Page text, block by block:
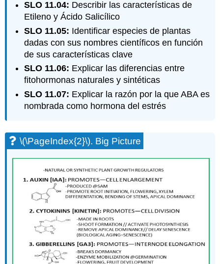
SLO 11.04: Describir las características de
Etileno y Ácido Salicílico
SLO 11.05: Identificar especies de plantas
dadas con sus nombres científicos en función
de sus características clave
SLO 11.06: Explicar las diferencias entre
fitohormonas naturales y sintéticas
SLO 11.07: Explicar la razón por la que ABA es
nombrada como hormona del estrés
\(\PageIndex{2}\). Big Picture